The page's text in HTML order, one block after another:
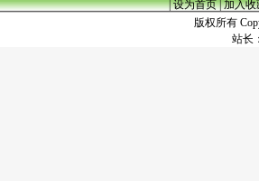
|设为首页|加入收
版权所有
站长